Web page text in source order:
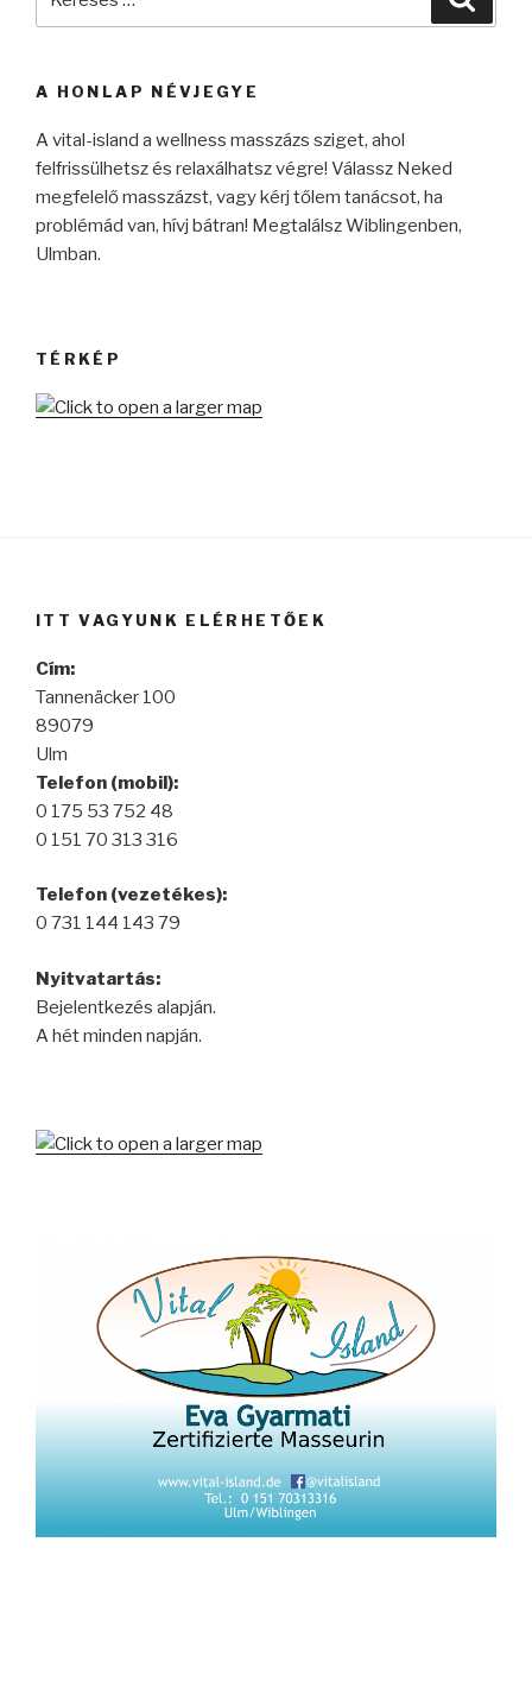
A HONLAP NÉVJEGYE
A vital-island a wellness masszázs sziget, ahol
felfrissülhetsz és relaxálhatsz végre! Válassz Neked
megfelelő masszázst, vagy kérj tőlem tanácsot, ha
problémád van, hívj bátran! Megtalálsz Wiblingenben,
Ulmban.
TÉRKÉP
ITT VAGYUNK ELÉRHETŐEK
Cím:
Tannenäcker 100
89079
Ulm
Telefon (mobil):
0 175 53 752 48
0 151 70 313 316
Telefon (vezetékes):
0 731 144 143 79
Nyitvatartás:
Bejelentkezés alapján.
A hét minden napján.